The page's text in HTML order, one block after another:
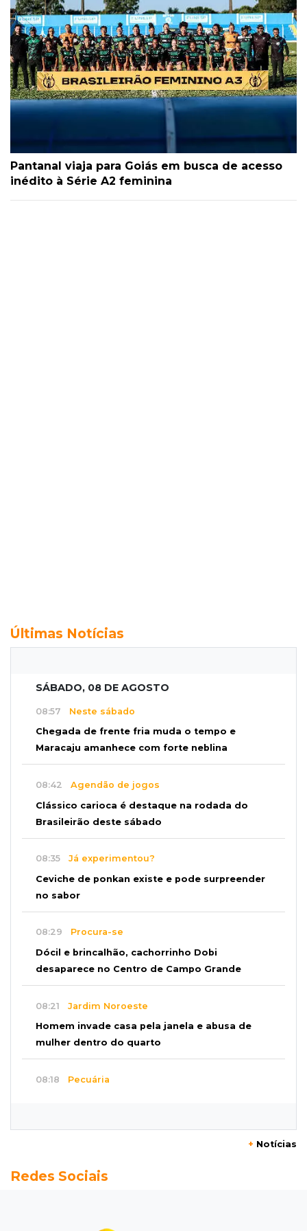
Pantanal viaja para Goiás em busca de acesso
inédito à Série A2 feminina
Últimas Notícias
SÁBADO, 08 DE AGOSTO
08:57 Neste sábado
Chegada de frente fria muda o tempo e
Maracaju amanhece com forte neblina
08:42 Agendão de jogos
Clássico carioca é destaque na rodada do
Brasileirão deste sábado
08:35 Já experimentou?
Ceviche de ponkan existe e pode surpreender
no sabor
08:29 Procura-se
Dócil e brincalhão, cachorrinho Dobi
desaparece no Centro de Campo Grande
08:21 Jardim Noroeste
Homem invade casa pela janela e abusa de
mulher dentro do quarto
08:18 Pecuária
Roupinha no calor pode virar uma “estufa” e
Piloto paraplégico
+ Notícias
Redes Sociais